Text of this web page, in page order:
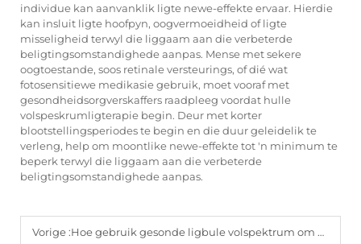
individue kan aanvanklik ligte newe-effekte ervaar. Hierdie
kan insluit ligte hoofpyn, oogvermoeidheid of ligte
misseligheid terwyl die liggaam aan die verbeterde
beligtingsomstandighede aanpas. Mense met sekere
oogtoestande, soos retinale versteurings, of dié wat
fotosensitiewe medikasie gebruik, moet vooraf met
gesondheidsorgverskaffers raadpleeg voordat hulle
volspeskrumligterapie begin. Deur met korter
blootstellingsperiodes te begin en die duur geleidelik te
verleng, help om moontlike newe-effekte tot 'n minimum te
beperk terwyl die liggaam aan die verbeterde
beligtingsomstandighede aanpas.
Vorige :Hoe gebruik gesonde ligbule volspektrum om natuurlike daglig te naboots?